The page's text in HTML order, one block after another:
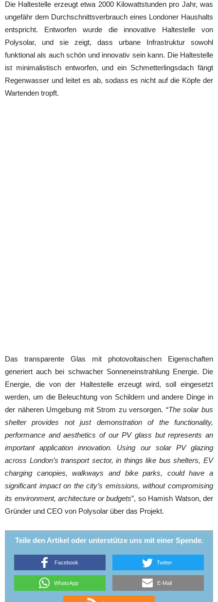
Die Haltestelle erzeugt etwa 2000 Kilowattstunden pro Jahr, was
ungefähr dem Durchschnittsverbrauch eines Londoner Haushalts
entspricht. Entworfen wurde die innovative Haltestelle von
Polysolar, und sie zeigt, dass urbane Infrastruktur sowohl
funktional als auch schön und innovativ sein kann. Die Haltestelle
ist minimalistisch entworfen, und ein Schmetterlingsdach fängt
Regenwasser und leitet es ab, sodass es nicht auf die Köpfe der
Wartenden tropft.
Das transparente Glas mit photovoltaischen Eigenschaften
generiert auch bei schwacher Sonneneinstrahlung Energie. Die
Energie, die von der Haltestelle erzeugt wird, soll eingesetzt
werden, um die Beleuchtung von Schildern und andere Dinge in
der näheren Umgebung mit Strom zu versorgen. “The solar bus
shelter provides not just demonstration of the functionality,
performance and aesthetics of our PV glass but represents an
important application innovation. Using our solar PV glazing
across London’s transport sector, in things like bus shelters, EV
charging canopies, walkways and bike parks, could have a
significant impact on the city’s emissions, without compromising
its environment, architecture or budgets”, so Hamish Watson, der
Gründer und CEO von Polysolar über das Projekt.
Teile den Artikel oder unterstütze uns mit einer Spende.
Facebook Twitter
WhatsApp E-Mail